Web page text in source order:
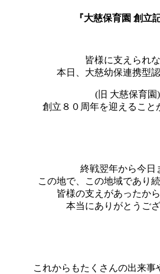
『大慈保育園 創立
皆様に支えられ
本日、大慈幼保連携型
(旧 大慈保育園
創立８０周年を迎えること
終戦翌年から今日
この地で、この地域であり
皆様の支えがあったから
本当にありがとうござ
これからもたくさんの出来事